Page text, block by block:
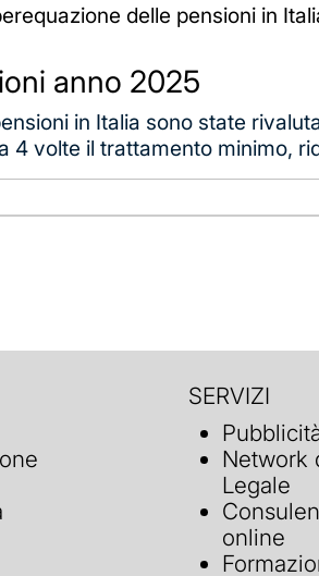
delle pensioni in
anno 2025
in Italia sono state
4 volte il trattamento minimo,
SERVIZI
Network
Legale
online